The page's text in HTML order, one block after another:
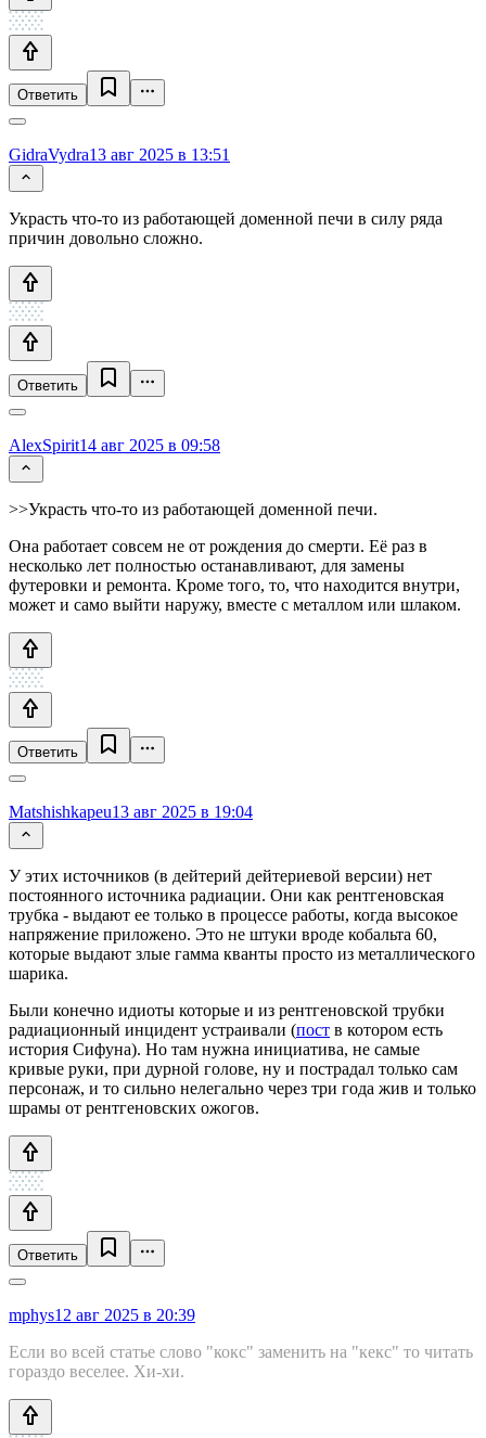
Ответить
GidraVydra13 авг 2025 в 13:51
Украсть что-то из работающей доменной печи в силу ряда
причин довольно сложно.
Ответить
AlexSpirit14 авг 2025 в 09:58
>>Украсть что-то из работающей доменной печи.
Она работает совсем не от рождения до смерти. Её раз в
несколько лет полностью останавливают, для замены
футеровки и ремонта. Кроме того, то, что находится внутри,
может и само выйти наружу, вместе с металлом или шлаком.
Ответить
Matshishkapeu13 авг 2025 в 19:04
У этих источников (в дейтерий дейтериевой версии) нет
постоянного источника радиации. Они как рентгеновская
трубка - выдают ее только в процессе работы, когда высокое
напряжение приложено. Это не штуки вроде кобальта 60,
которые выдают злые гамма кванты просто из металлического
шарика.
Были конечно идиоты которые и из рентгеновской трубки
радиационный инцидент устраивали (пост в котором есть
история Сифуна). Но там нужна инициатива, не самые
кривые руки, при дурной голове, ну и пострадал только сам
персонаж, и то сильно нелегально через три года жив и только
шрамы от рентгеновских ожогов.
Ответить
mphys12 авг 2025 в 20:39
Если во всей статье слово "кокс" заменить на "кекс" то читать
гораздо веселее. Хи-хи.